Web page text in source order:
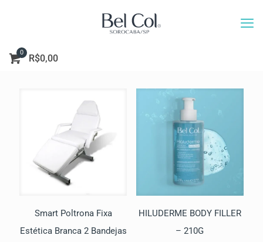
0
R$0,00
Smart Poltrona Fixa
Estética Branca 2 Bandejas
HILUDERME BODY FILLER
– 210G